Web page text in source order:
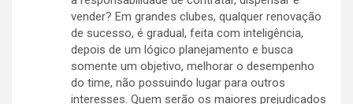
vender? Em grandes clubes, qualquer renovação
de sucesso, é gradual, feita com inteligência,
depois de um lógico planejamento e busca
somente um objetivo, melhorar o desempenho
do time, não possuindo lugar para outros
interesses. Quem serão os maiores prejudicados